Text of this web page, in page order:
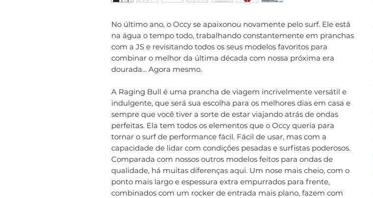
No último ano, o Occy se apaixonou novamente pelo surf. Ele está
na água o tempo todo, trabalhando constantemente em pranchas
com a JS e revisitando todos os seus modelos favoritos para
combinar o melhor da última década com nossa próxima era
dourada... Agora mesmo.
A Raging Bull é uma prancha de viagem incrivelmente versátil e
indulgente, que será sua escolha para os melhores dias em casa e
sempre que você tiver a sorte de estar viajando atrás de ondas
perfeitas. Ela tem todos os elementos que o Occy queria para
tornar o surf de performance fácil. Fácil de usar, mas com a
capacidade de lidar com condições pesadas e surfistas poderosos.
Comparada com nossos outros modelos feitos para ondas de
qualidade, há muitas diferenças aqui. Um nose mais cheio, com o
ponto mais largo e espessura extra empurrados para frente,
combinados com um rocker de entrada mais plano, fazem com